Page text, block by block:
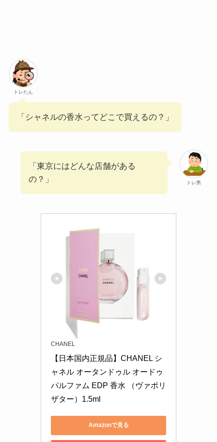
トレたん
「シャネルの香水ってどこで買えるの？」
トレ男
「東京にはどんな店舗がある
の？」
CHANEL
【日本国内正規品】CHANEL シ
ャネル オータンドゥル オードゥ
パルファム EDP 香水 （ヴァポリ
ザター）1.5ml
Amazonで見る